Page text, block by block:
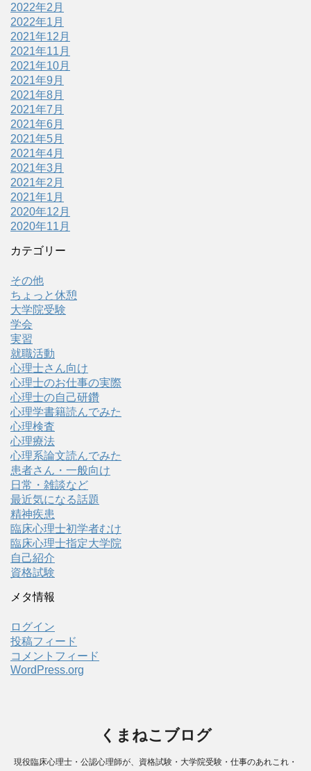
2022年2月
2022年1月
2021年12月
2021年11月
2021年10月
2021年9月
2021年8月
2021年7月
2021年6月
2021年5月
2021年4月
2021年3月
2021年2月
2021年1月
2020年12月
2020年11月
カテゴリー
その他
ちょっと休憩
大学院受験
学会
実習
就職活動
心理士さん向け
心理士のお仕事の実際
心理士の自己研鑽
心理学書籍読んでみた
心理検査
心理療法
心理系論文読んでみた
患者さん・一般向け
日常・雑談など
最近気になる話題
精神疾患
臨床心理士初学者むけ
臨床心理士指定大学院
自己紹介
資格試験
メタ情報
ログイン
投稿フィード
コメントフィード
WordPress.org
くまねこブログ
現役臨床心理士・公認心理師が、資格試験・大学院受験・仕事のあれこれ・